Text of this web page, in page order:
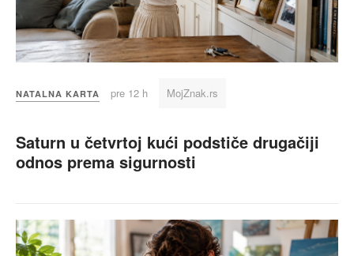
NATALNA KARTA pre 12 h MojZnak.rs
Saturn u četvrtoj kući podstiče drugačiji
odnos prema sigurnosti